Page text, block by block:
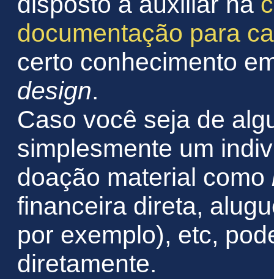
documentação para
certo conhecimento
design.
Caso você seja de
simplesmente um
doação material como
financeira direta,
por exemplo), etc,
diretamente.